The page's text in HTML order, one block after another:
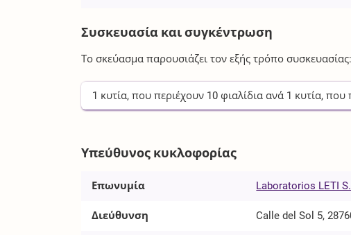
Συσκευασία και συγκέντρωση
Το σκεύασμα παρουσιάζει τον εξής τρόπο συσκευασίας:
1 κυτία, που περιέχουν 10 φιαλίδια ανά 1 κυτία, που
Υπεύθυνος κυκλοφορίας
Επωνυμία Laboratorios LETI
Διεύθυνση Calle del Sol 5,